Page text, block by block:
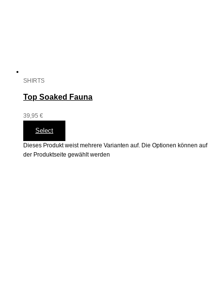
SHIRTS
Top Soaked Fauna
39,95 €
Select
Dieses Produkt weist mehrere Varianten auf. Die Optionen können auf
der Produktseite gewählt werden